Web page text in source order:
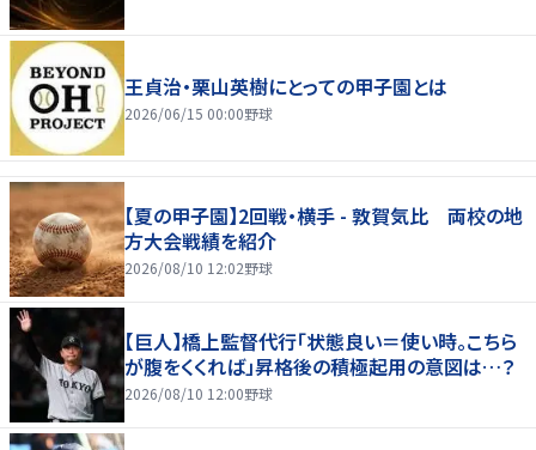
王貞治・栗山英樹にとっての甲子園とは
2026/06/15 00:00野球
【夏の甲子園】2回戦・横手 - 敦賀気比 両校の地
方大会戦績を紹介
2026/08/10 12:02野球
【巨人】橋上監督代行「状態良い＝使い時。こちら
が腹をくくれば」昇格後の積極起用の意図は…？
2026/08/10 12:00野球